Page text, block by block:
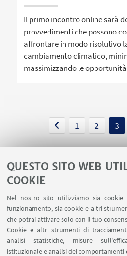
QUESTO SITO WEB
COOKIE
Nel nostro sito utilizziamo sia cookie
funzionamento, sia cookie e altri
che potrai attivare solo con il tuo
Cookie e altri strumenti di
analisi statistiche, misure
istituzionale e analisi dei comportamenti
Il primo incontro online sarà
provvedimenti che possono
affrontare in modo risolutivo
cambiamento climatico,
massimizzando le
1 2 3
Contatti
Area
SEGUI IL